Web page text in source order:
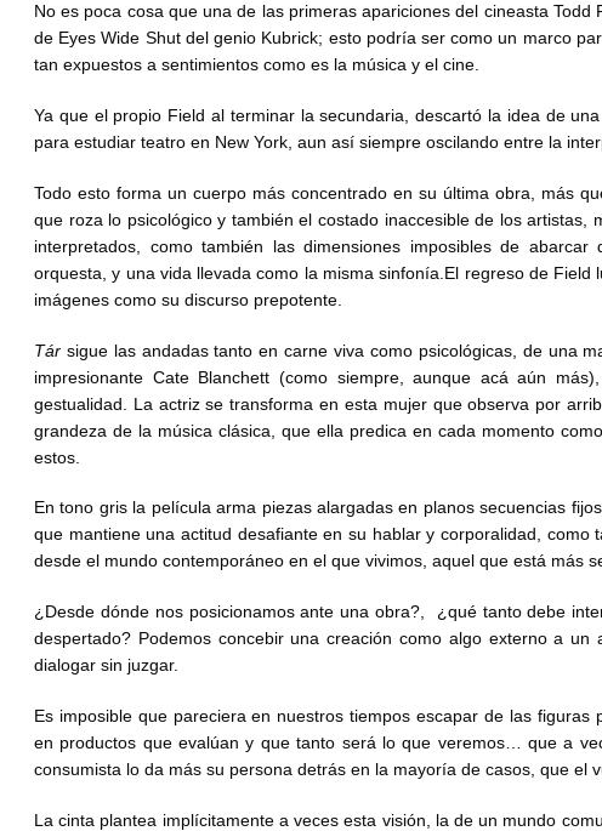
No es poca cosa que una de las primeras apariciones del cineasta
de Eyes Wide Shut del genio Kubrick; esto podría ser como un marco
tan expuestos a sentimientos como es la música y el cine.
Ya que el propio Field al terminar la secundaria, descartó la idea de
para estudiar teatro en New York, aun así siempre oscilando entre la
Todo esto forma un cuerpo más concentrado en su última obra, más
que roza lo psicológico y también el costado inaccesible de los
interpretados, como también las dimensiones imposibles de abarcar
orquesta, y una vida llevada como la misma sinfonía.El regreso de
imágenes como su discurso prepotente.
Tár sigue las andadas tanto en carne viva como psicológicas, de una
impresionante Cate Blanchett (como siempre, aunque acá aún
gestualidad. La actriz se transforma en esta mujer que observa por
grandeza de la música clásica, que ella predica en cada momento
estos.
En tono gris la película arma piezas alargadas en planos secuencias
que mantiene una actitud desafiante en su hablar y corporalidad,
desde el mundo contemporáneo en el que vivimos, aquel que está más
¿Desde dónde nos posicionamos ante una obra?, ¿qué tanto debe
despertado? Podemos concebir una creación como algo externo a
dialogar sin juzgar.
Es imposible que pareciera en nuestros tiempos escapar de las
en productos que evalúan y que tanto será lo que veremos… que a
consumista lo da más su persona detrás en la mayoría de casos, que el
La cinta plantea implícitamente a veces esta visión, la de un mundo